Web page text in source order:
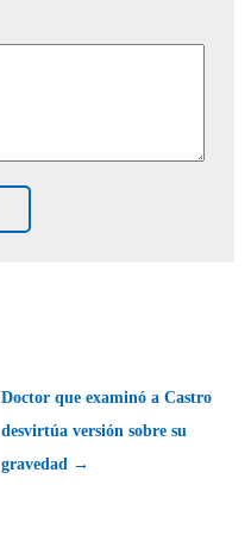
Doctor que examinó a Castro
desvirtúa versión sobre su
gravedad →